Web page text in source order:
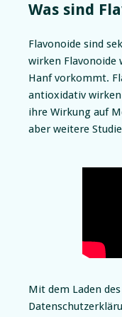
Was sind
Flavonoide sind
wirken Flavonoide
Hanf vorkommt.
antioxidativ
ihre Wirkung auf
aber weitere
Mit dem Laden